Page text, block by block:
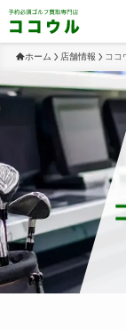
ホーム 店舗情報 ココ